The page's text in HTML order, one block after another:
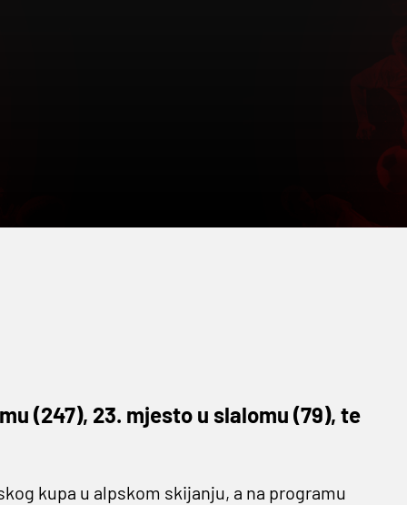
(247), 23. mjesto u slalomu (79), te
kupa u alpskom skijanju, a na programu